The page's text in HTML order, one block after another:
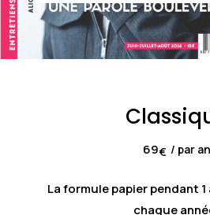
69€ / par an
La formule papier pendant
chaque